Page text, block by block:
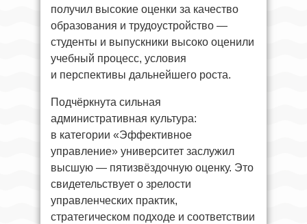
получил высокие оценки за качество
образования и трудоустройство —
студенты и выпускники высоко оценили
учебный процесс, условия
и перспективы дальнейшего роста.
Подчёркнута сильная
административная культура:
в категории «Эффективное
управление» университет заслужил
высшую — пятизвёздочную оценку. Это
свидетельствует о зрелости
управленческих практик,
стратегическом подходе и соответствии